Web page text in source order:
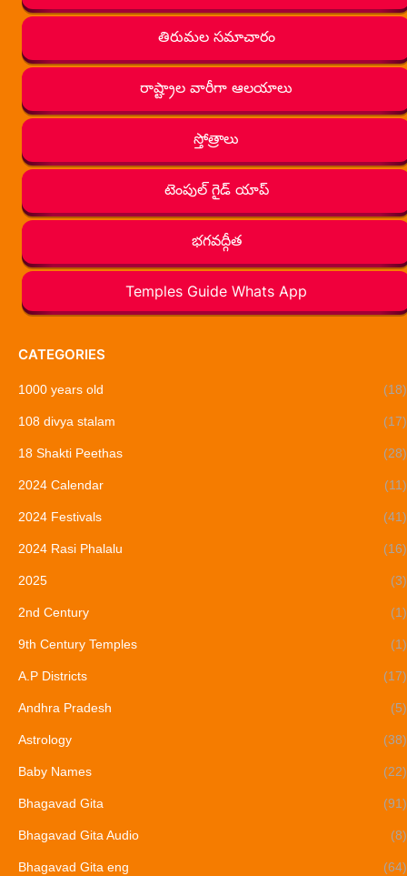
తిరుమల సమాచారం
రాష్ట్రాల వారీగా ఆలయాలు
స్తోత్రాలు
టెంపుల్ గైడ్ యాప్
భగవద్గీత
Temples Guide Whats App
CATEGORIES
1000 years old (18)
108 divya stalam (17)
18 Shakti Peethas (28)
2024 Calendar (11)
2024 Festivals (41)
2024 Rasi Phalalu (16)
2025 (3)
2nd Century (1)
9th Century Temples (1)
A.P Districts (17)
Andhra Pradesh (5)
Astrology (38)
Baby Names (22)
Bhagavad Gita (91)
Bhagavad Gita Audio (8)
Bhagavad Gita eng (64)